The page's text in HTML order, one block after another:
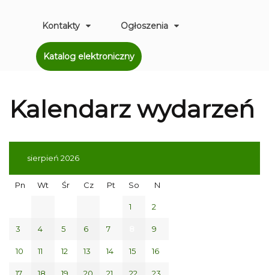
Kontakty Ogłoszenia
Katalog elektroniczny
Kalendarz wydarzeń
sierpień 2026
Pn Wt Śr Cz Pt So N
1 2
3 4 5 6 7 9
10 11 12 13 14 15 16